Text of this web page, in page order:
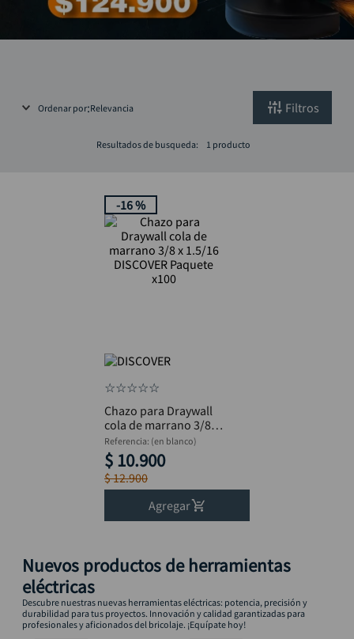
Ordenar por Relevancia Filtros
Resultados de busqueda: 1 producto
-16 %
☆☆☆☆☆
Chazo para Draywall
cola de marrano 3/8 x
1.5/16 DISCOVER
Paquete x100
Referencia: (en blanco)
$ 10.900
$12.900
Agregar
Nuevos productos de herramientas
eléctricas
Descubre nuestras nuevas herramientas eléctricas: potencia, precisión y
durabilidad para tus proyectos. Innovación y calidad garantizadas para
profesionales y aficionados del bricolaje. ¡Equípate hoy!
taladro inalámbrico